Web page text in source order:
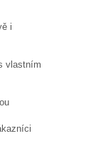
i
vlastním